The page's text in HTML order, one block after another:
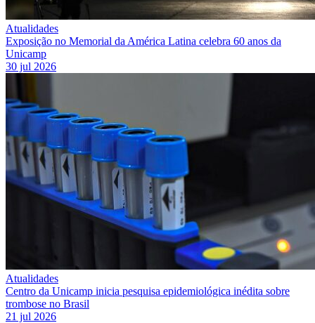
Atualidades
Exposição no Memorial da América Latina celebra 60 anos da
Unicamp
30 jul 2026
Atualidades
Centro da Unicamp inicia pesquisa epidemiológica inédita sobre
trombose no Brasil
21 jul 2026